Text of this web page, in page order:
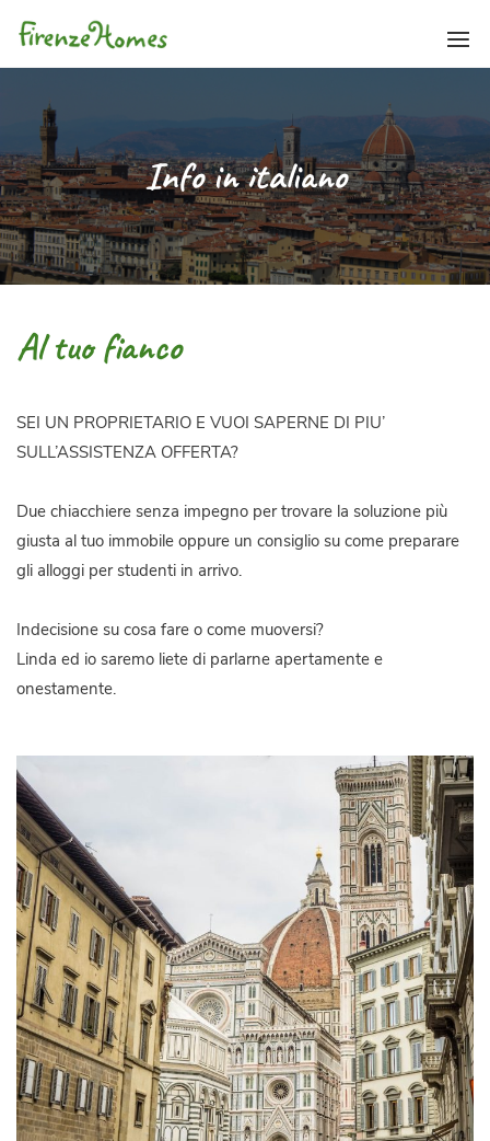
Info in italiano
Al tuo fianco
SEI UN PROPRIETARIO E VUOI SAPERNE DI PIU’
SULL’ASSISTENZA OFFERTA?
Due chiacchiere senza impegno per trovare la soluzione più
giusta al tuo immobile oppure un consiglio su come preparare
gli alloggi per studenti in arrivo.
Indecisione su cosa fare o come muoversi?
Linda ed io saremo liete di parlarne apertamente e
onestamente.